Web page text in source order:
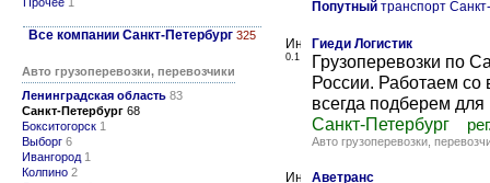
Все компании Санкт-Петербург 325
Авто грузоперевозки, перевозчики
Ленинградская область 83
Санкт-Петербург 68
Бокситогорск 1
Выборг 6
Ивангород 1
Колпино 2
Попутный транспорт
0.1
Гиеди Логистик
Грузоперевозки по
России. Работаем
всегда подберем
Санкт-Петербург
Авто грузоперевозки,
Аветранс